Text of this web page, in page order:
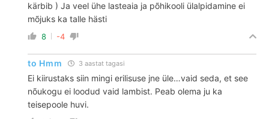
kärbib ) Ja veel ühe lasteaia ja põhikooli ülalpidamine ei
mõjuks ka talle hästi
8 -4
to Hmm 3 aastat tagasi
Ei kiirustaks siin mingi erilisuse jne üle…vaid seda, et see
nõukogu ei loodud vaid lambist. Peab olema ju ka
teisepoole huvi.